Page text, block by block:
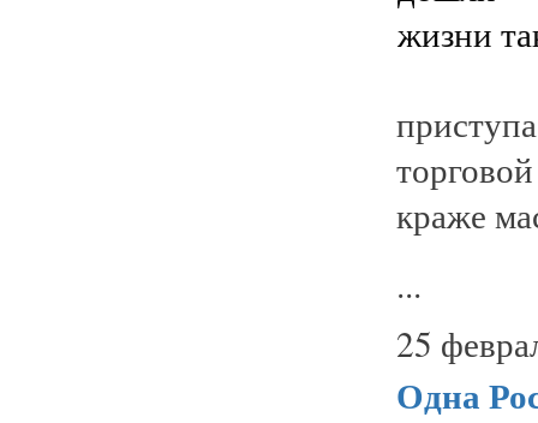
краже
...
25
Одна